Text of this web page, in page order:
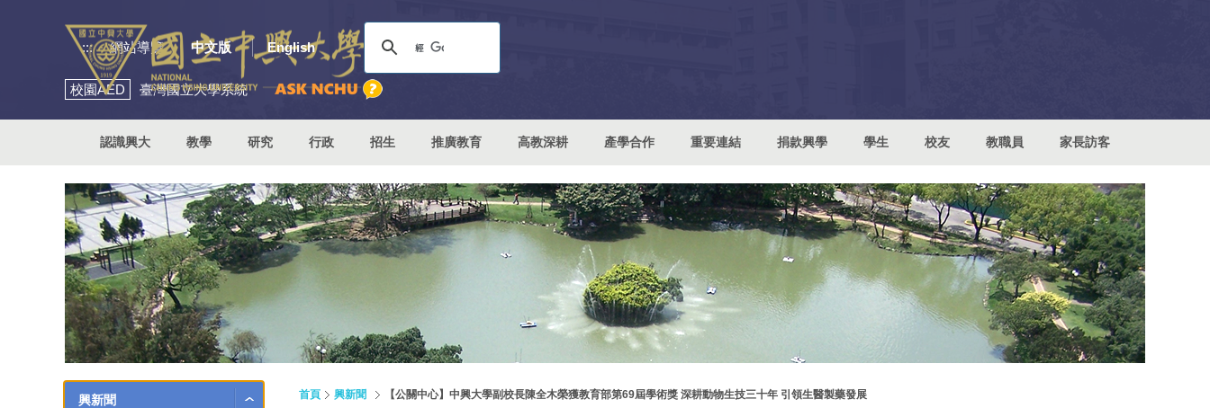
::: 網站導覽 中文版 English
校園AED 臺灣國立大學系統
認識興大 教學 研究 行政 招生 推廣教育 高教深耕 產學合作 重要連結 捐款興學 學生 校友 教職員 家長訪客
興新聞 首頁 興新聞 【公關中心】中興大學副校長陳全木榮獲教育部第69屆學術獎 深耕動物生技三十年 引領生醫製藥發展